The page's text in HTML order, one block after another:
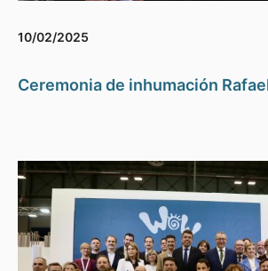
10/02/2025
Ceremonia de inhumación